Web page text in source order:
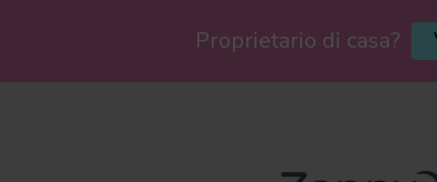
Proprietario di casa?